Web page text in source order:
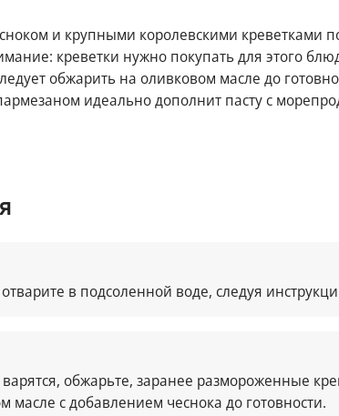
и крупными королевскими креветками
креветки нужно покупать для этого
обжарить на оливковом масле до
идеально дополнит пасту с
в подсоленной воде, следуя
обжарьте, заранее размороженные
масле с добавлением чеснока до готовности.